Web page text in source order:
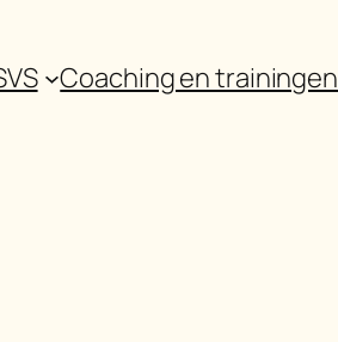
Coaching en trainingen